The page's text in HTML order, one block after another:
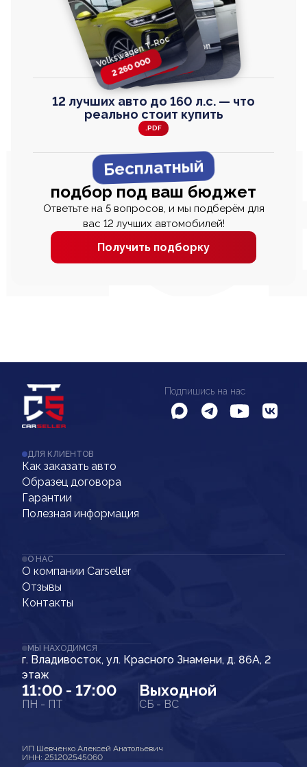
Volkswagen T-Roc
2 260 000
Toyota Harrier
2 820 000
Honda Step Wagon
2 820 000
Volkswagen
TAYRON
2 670 000
12 лучших авто до 160 л.с. — что
реально стоит купить
.PDF
Бесплатный
подбор под ваш бюджет
Ответьте на 5 вопросов, и мы подберём для
вас 12 лучших автомобилей!
Получить подборку
Подпишись на нас
ДЛЯ КЛИЕНТОВ
Как заказать авто
Образец договора
Гарантии
Полезная информация
О НАС
О компании Carseller
Отзывы
Контакты
МЫ НАХОДИМСЯ
г. Владивосток, ул. Красного Знамени, д. 86А, 2
этаж
11:00 - 17:00
ПН - ПТ
Выходной
СБ - ВС
ИП Шевченко Алексей Анатольевич
ИНН: 251202545060